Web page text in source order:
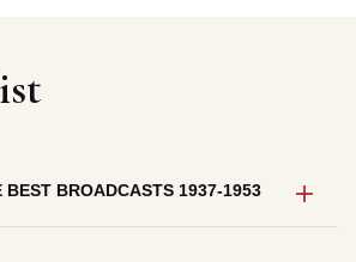
BEST BROADCASTS 1937-1953